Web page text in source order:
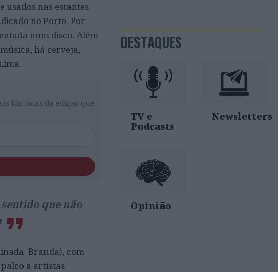
e usados nas estantes,
no Porto. Por
num disco. Além
há cerveja,
histórias da edição que
que não
Branda), com
a artistas
DESTAQUES
TV e
Podcasts
Newsletters
Opinião